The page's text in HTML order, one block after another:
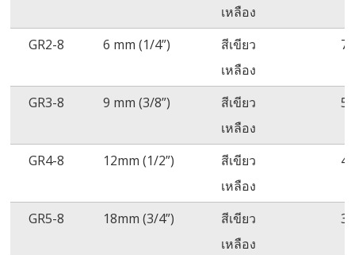
เหลือง
GR2-8 6 mm (1/4”)
สีเขียว
เหลือง
7
GR3-8 9 mm (3/8”)
สีเขียว
เหลือง
5
GR4-8 12mm (1/2”)
สีเขียว
เหลือง
4
GR5-8 18mm (3/4”)
สีเขียว
เหลือง
3